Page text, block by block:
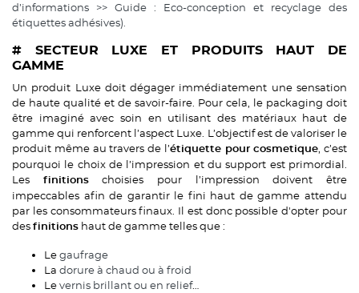
d’informations >> Guide : Eco-conception et recyclage des
étiquettes adhésives).
# SECTEUR LUXE ET PRODUITS HAUT DE
GAMME
Un produit Luxe doit dégager immédiatement une sensation
de haute qualité et de savoir-faire. Pour cela, le packaging doit
être imaginé avec soin en utilisant des matériaux haut de
gamme qui renforcent l’aspect Luxe. L’objectif est de valoriser le
produit même au travers de l’étiquette pour cosmetique , c’est
pourquoi le choix de l’impression et du support est primordial.
Les
finitionschoisies pour l’impression doivent être
impeccables afin de garantir le fini haut de gamme attendu
par les consommateurs finaux. Il est donc possible d'opter pour
des finitions haut de gamme telles que :
Legaufrage
La dorure à chaud ou à froid
Levernis brillant ou en relief…